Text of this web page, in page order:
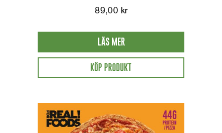
89,00 kr
LÄS MER
KÖP PRODUKT